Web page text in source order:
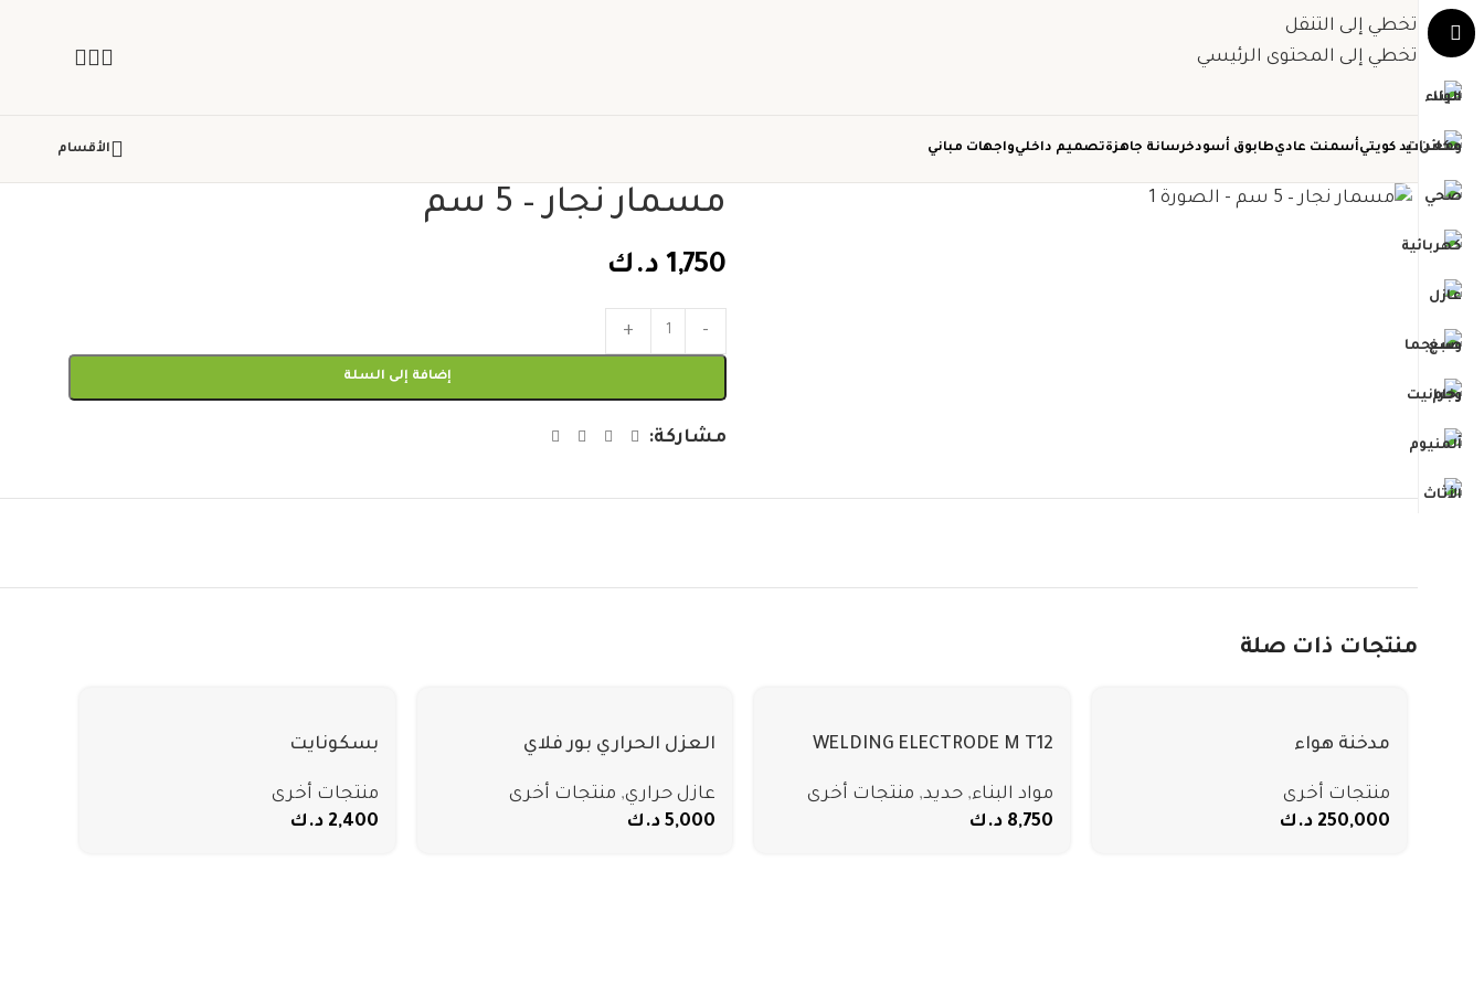
تخطي إلى التنقل
تخطي إلى المحتوى الرئيسي
حديد كويتيأسمنت عاديطابوق أسودخرسانة جاهزةتصميم داخليواجهات مباني الأقسام
مسمار نجار – 5 سم
1,750 د.ك
إضافة إلى السلة
مشاركة:
منتجات ذات صلة
مدخنة هواء
منتجات أخرى
250,000 د.ك
WELDING ELECTRODE M T12
مواد البناء, حديد, منتجات أخرى
8,750 د.ك
العزل الحراري بور فلاي
عازل حراري, منتجات أخرى
5,000 د.ك
بسكونايت
منتجات أخرى
2,400 د.ك